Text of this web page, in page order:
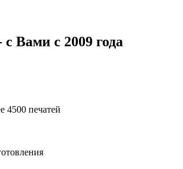
Вами с 2009 года